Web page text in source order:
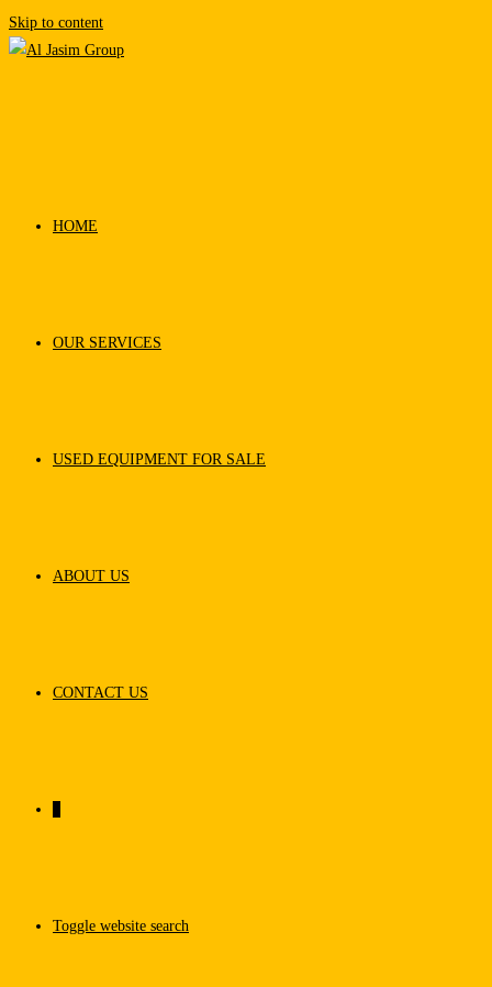
Skip to content
HOME
OUR SERVICES
USED EQUIPMENT FOR SALE
ABOUT US
CONTACT US
Toggle website search